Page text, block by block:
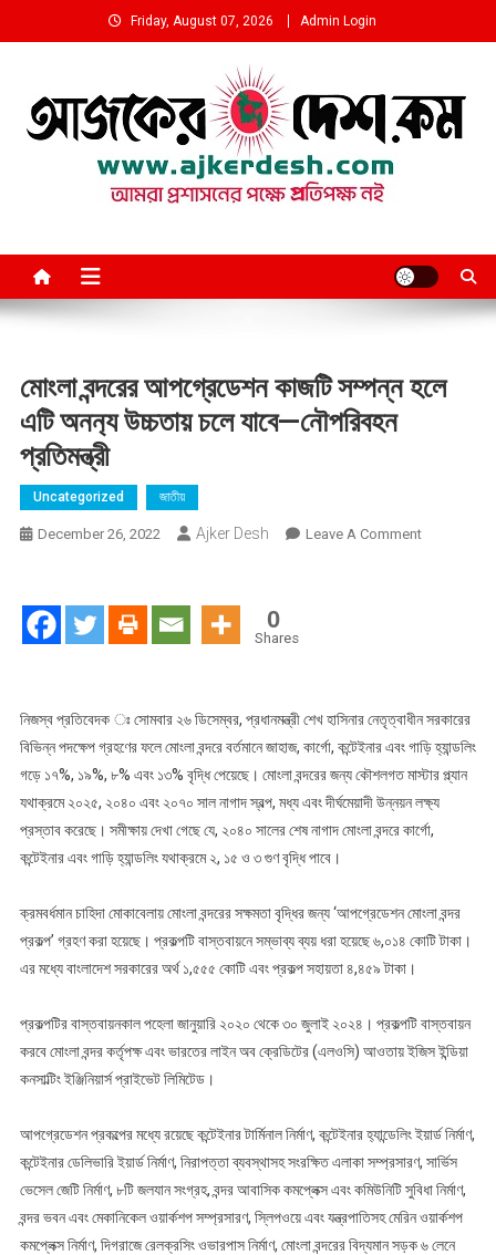
to
Friday, August 07, 2026 Admin Login
মোংলা বন্দরের আপগ্রেডেশন কাজটি সম্পন্ন হলে
এটি অনন‍্য উচ্চতায় চলে যাবে—নৌপরিবহন
প্রতিমন্ত্রী
Uncategorized জাতীয়
December 26, 2022 Ajker Desh Leave A CommentOn
অনন‍্য
যাবে
—
0
Shares
নিজস্ব প্রতিবেদক ঃ সোমবার ২৬ ডিসেম্বর, প্রধানমন্ত্রী শেখ হাসিনার নেতৃত্বাধীন সরকারের
বিভিন্ন পদক্ষেপ গ্রহণের ফলে মোংলা বন্দরে বর্তমানে জাহাজ, কার্গো, কন্টেইনার এবং গাড়ি হ্যান্ডলিং
গড়ে ১৭%, ১৯%, ৮% এবং ১৩% বৃদ্ধি পেয়েছে। মোংলা বন্দরের জন্য কৌশলগত মাস্টার প্ল্যান
যথাক্রমে ২০২৫, ২০৪০ এবং ২০৭০ সাল নাগাদ স্বল্প, মধ্য এবং দীর্ঘমেয়াদী উন্নয়ন লক্ষ্য
প্রস্তাব করেছে। সমীক্ষায় দেখা গেছে যে, ২০৪০ সালের শেষ নাগাদ মোংলা বন্দরে কার্গো,
কন্টেইনার এবং গাড়ি হ্যান্ডলিং যথাক্রমে ২, ১৫ ও ৩ গুণ বৃদ্ধি পাবে।
ক্রমবর্ধমান চাহিদা মোকাবেলায় মোংলা বন্দরের সক্ষমতা বৃদ্ধির জন্য ‘আপগ্রেডেশন মোংলা বন্দর
প্রকল্প’ গ্রহণ করা হয়েছে। প্রকল্পটি বাস্তবায়নে সম্ভাব্য ব্যয় ধরা হয়েছে ৬,০১৪ কোটি টাকা।
এর মধ্যে বাংলাদেশ সরকারের অর্থ ১,৫৫৫ কোটি এবং প্রকল্প সহায়তা ৪,৪৫৯ টাকা।
প্রকল্পটির বাস্তবায়নকাল পহেলা জানুয়ারি ২০২০ থেকে ৩০ জুলাই ২০২৪। প্রকল্পটি বাস্তবায়ন
করবে মোংলা বন্দর কর্তৃপক্ষ এবং ভারতের লাইন অব ক্রেডিটের (এলওসি) আওতায় ইজিস ইন্ডিয়া
কনসাল্টিং ইঞ্জিনিয়ার্স প্রাইভেট লিমিটেড।
আপগ্রেডেশন প্রকল্পের মধ্যে রয়েছে কন্টেইনার টার্মিনাল নির্মাণ, কন্টেইনার হ‍্যান্ডেলিং ইয়ার্ড নির্মাণ,
কন্টেইনার ডেলিভারি ইয়ার্ড নির্মাণ, নিরাপত্তা ব্যবস্থাসহ সংরক্ষিত এলাকা সম্প্রসারণ, সার্ভিস
ভেসেল জেটি নির্মাণ, ৮টি জলযান সংগ্রহ, বন্দর আবাসিক কমপ্লেক্স এবং কমিউনিটি সুবিধা নির্মাণ,
বন্দর ভবন এবং মেকানিকেল ওয়ার্কশপ সম্প্রসারণ, স্লিপওয়ে এবং যন্ত্রপাতিসহ মেরিন ওয়ার্কশপ
কমপ্লেক্স নির্মাণ, দিগরাজে রেলক্রসিং ওভারপাস নির্মাণ, মোংলা বন্দরের বিদ্যমান সড়ক ৬ লেনে